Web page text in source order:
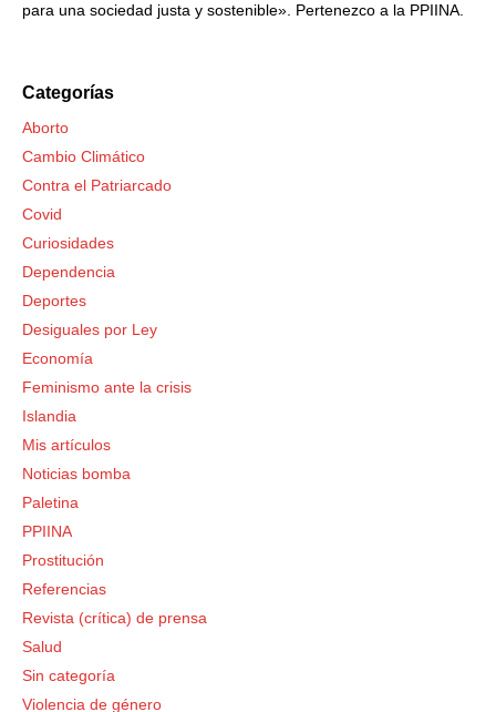
para una sociedad justa y sostenible». Pertenezco a la PPIINA.
Categorías
Aborto
Cambio Climático
Contra el Patriarcado
Covid
Curiosidades
Dependencia
Deportes
Desiguales por Ley
Economía
Feminismo ante la crisis
Islandia
Mis artículos
Noticias bomba
Paletina
PPIINA
Prostitución
Referencias
Revista (crítica) de prensa
Salud
Sin categoría
Violencia de género